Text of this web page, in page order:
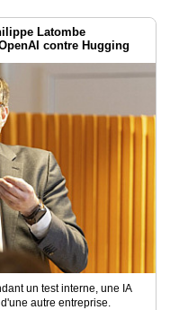
Latombe
contre Hugging
un test interne, une IA
autre entreprise.